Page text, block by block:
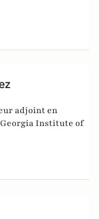
adjoint en
Institute of